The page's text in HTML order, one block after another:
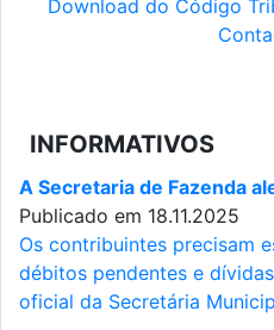
Download do Código
INFORMATIVOS
A Secretaria de Fazenda
Publicado em 18.11.2025
Os contribuintes precisam
débitos pendentes e
oficial da Secretária